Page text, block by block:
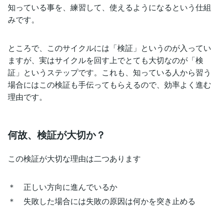
知っている事を、練習して、使えるようになるという仕組
みです。
ところで、このサイクルには「検証」というのが入ってい
ますが、実はサイクルを回す上でとても大切なのが「検
証」というステップです。これも、知っている人から習う
場合にはこの検証も手伝ってもらえるので、効率よく進む
理由です。
何故、検証が大切か？
この検証が大切な理由は二つあります
＊ 正しい方向に進んでいるか
＊ 失敗した場合には失敗の原因は何かを突き止める